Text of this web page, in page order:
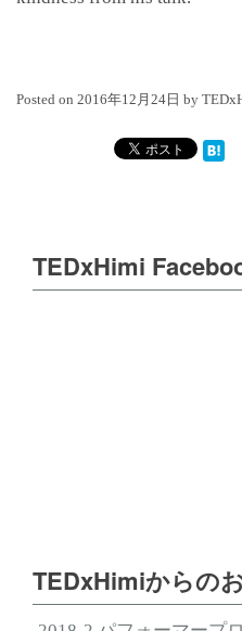
Posted on 2016年12月24日 by
TEDxHimi
TEDxHimiからの